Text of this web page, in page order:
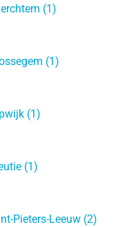
(1)
(1)
(1)
(1)
Pieters-Leeuw (2)